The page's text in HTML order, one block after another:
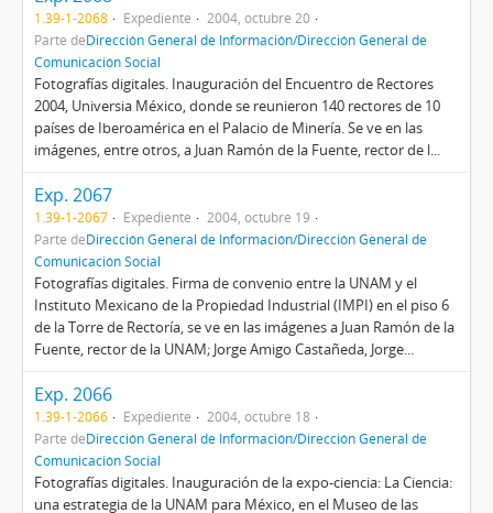
1.39-1-2068 Expediente
2004, octubre 20
Parte deDirección General de Información/Dirección General de
Comunicación Social
Fotografías digitales. Inauguración del Encuentro de Rectores
2004, Universia México, donde se reunieron 140 rectores de 10
países de Iberoamérica en el Palacio de Minería. Se ve en las
imágenes, entre otros, a Juan Ramón de la Fuente, rector de l...
Exp. 2067
1.39-1-2067 Expediente
2004, octubre 19
Parte deDirección General de Información/Dirección General de
Comunicación Social
Fotografías digitales. Firma de convenio entre la UNAM y el
Instituto Mexicano de la Propiedad Industrial (IMPI) en el piso 6
de la Torre de Rectoría, se ve en las imágenes a Juan Ramón de la
Fuente, rector de la UNAM; Jorge Amigo Castañeda, Jorge...
Exp. 2066
1.39-1-2066 Expediente
2004, octubre 18
Parte deDirección General de Información/Dirección General de
Comunicación Social
Fotografías digitales. Inauguración de la expo-ciencia: La Ciencia:
una estrategia de la UNAM para México, en el Museo de las